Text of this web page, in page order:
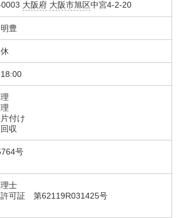
大阪府 大阪市旭区中宮4-2-20
豊
付け
収
号
士
許可証 第62119R031425号